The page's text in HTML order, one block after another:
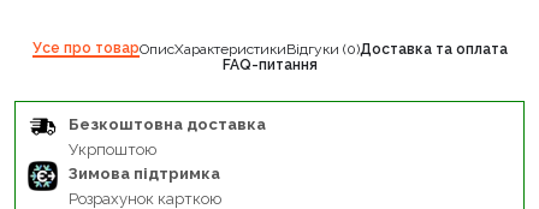
Усе про товарОписХарактеристикиВідгуки (0)Доставка та оплата
FAQ-питання
Безкоштовна доставка
Укрпоштою
Зимова підтримка
Розрахунок карткою